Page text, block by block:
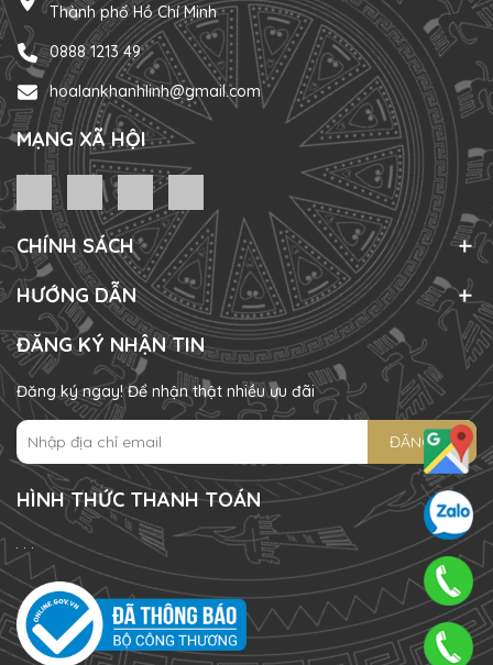
Thành phố Hồ Chí Minh
0888 1213 49
hoalankhanhlinh@gmail.com
MẠNG XÃ HỘI
CHÍNH SÁCH
HƯỚNG DẪN
ĐĂNG KÝ NHẬN TIN
Đăng ký ngay! Để nhận thật nhiều ưu đãi
ĐĂNG KÝ
HÌNH THỨC THANH TOÁN